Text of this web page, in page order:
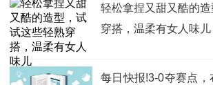
轻松拿捏又甜又酷的
穿搭，温柔有女人味儿
每日快报!3-0夺赛点